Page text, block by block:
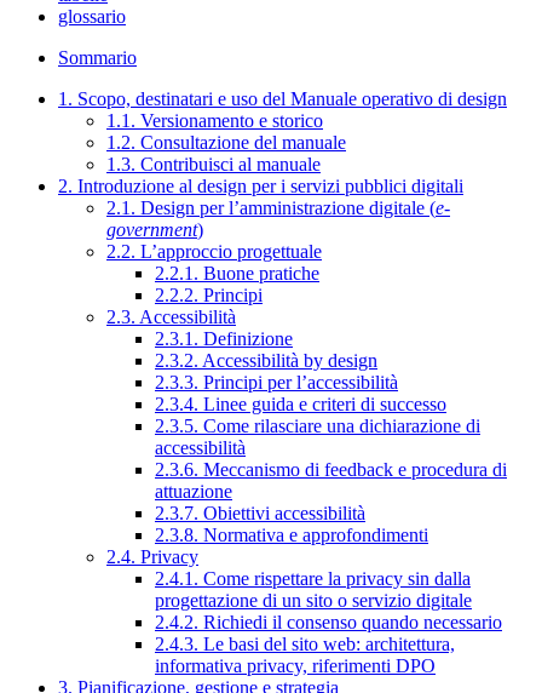
glossario
Sommario
1. Scopo, destinatari e uso del Manuale operativo di design
1.1. Versionamento e storico
1.2. Consultazione del manuale
1.3. Contribuisci al manuale
2. Introduzione al design per i servizi pubblici digitali
2.1. Design per l’amministrazione digitale (e-
government)
2.2. L’approccio progettuale
2.2.1. Buone pratiche
2.2.2. Principi
2.3. Accessibilità
2.3.1. Definizione
2.3.2. Accessibilità by design
2.3.3. Principi per l’accessibilità
2.3.4. Linee guida e criteri di successo
2.3.5. Come rilasciare una dichiarazione di
accessibilità
2.3.6. Meccanismo di feedback e procedura di
attuazione
2.3.7. Obiettivi accessibilità
2.3.8. Normativa e approfondimenti
2.4. Privacy
2.4.1. Come rispettare la privacy sin dalla
progettazione di un sito o servizio digitale
2.4.2. Richiedi il consenso quando necessario
2.4.3. Le basi del sito web: architettura,
informativa privacy, riferimenti DPO
3. Pianificazione, gestione e strategia